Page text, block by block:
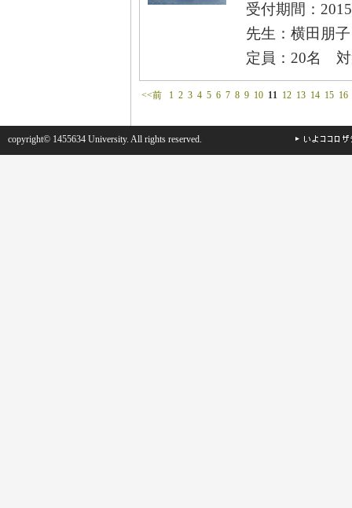
受付期間：
先生：横田朋
定員：20名 対
<<前 1 2 3 4 5 6 7 8 9 10 11 12 13 14 15 16
copyright© 1455634 University. All rights reserved.